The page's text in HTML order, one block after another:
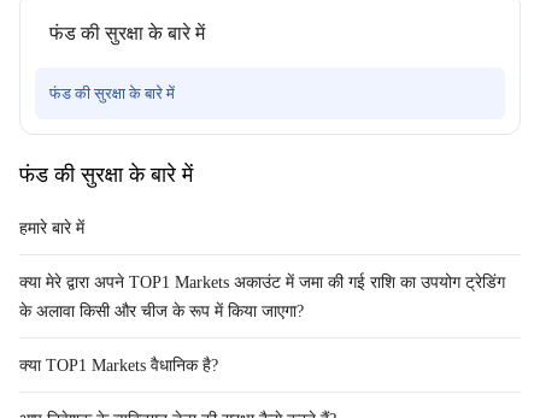
ऐप को मुफ्त डाउनलोड करें।
फंड की सुरक्षा के बारे में
फंड की सुरक्षा के बारे में
फंड की सुरक्षा के बारे में
हमारे बारे में
क्या मेरे द्वारा अपने TOP1 Markets अकाउंट में जमा की गई राशि का उपयोग ट्रेडिंग
के अलावा किसी और चीज के रूप में किया जाएगा?
क्या TOP1 Markets वैधानिक है?